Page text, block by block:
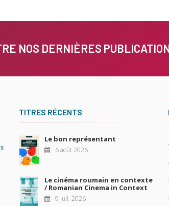
NOS DERNIÈRES
TITRES RÉCENTS
Le bon représentant
6 août 2026
Le cinéma roumain en contexte
/ Romanian Cinema in Context
9 juil. 2026